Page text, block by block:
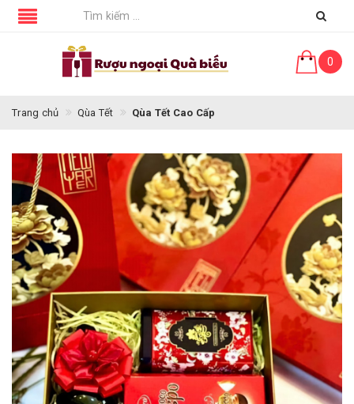
0
Trang chủ Qùa Tết Qùa Tết Cao Cấp